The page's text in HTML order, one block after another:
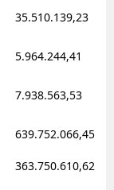
35.510.139,23
5.964.244,41
7.938.563,53
639.752.066,45
363.750.610,62